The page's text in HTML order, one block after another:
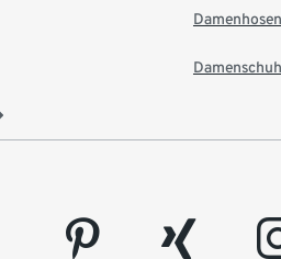
Damenhosen
pinterest xing